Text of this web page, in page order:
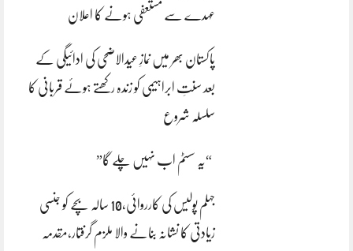
عہدے سے مستعفی ہونے کا اعلان
پاکستان بھر میں نمازِ عیدالاضحی کی ادائیگی کے
بعد سنتِ ابراہیمی کو زندہ رکھتے ہوئے قربانی کا
سلسلہ شروع
“یہ سسٹم اب نہیں چلے گا”
جہلم پولیس کی کارروائی،10 سالہ بچے کو جنسی
زیادتی کا نشانہ بنانے والا ملزم گرفتار،مقدمہ